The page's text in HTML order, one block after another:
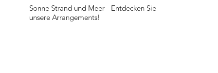
Sonne Strand und Meer - Entdecken Sie
unsere Arrangements!